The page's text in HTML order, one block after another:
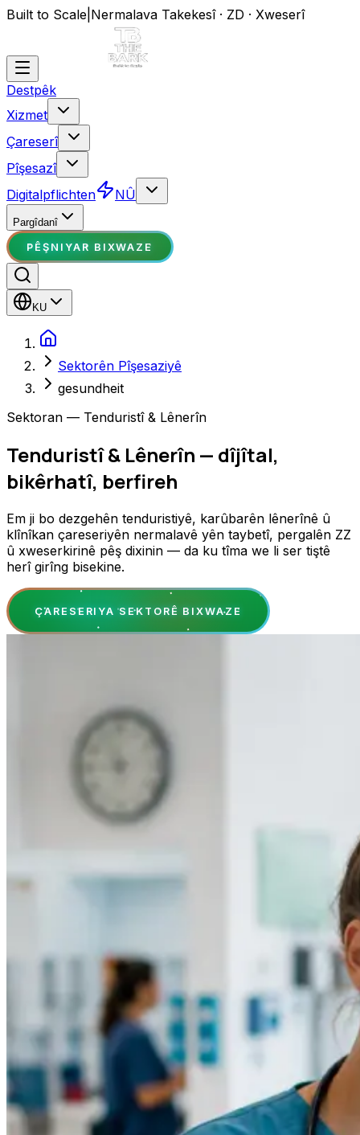
Built to Scale Nermalava Takekesî · ZD · Xweserî
Destpêk
Xizmet
Çareserî
Pîşesazî
Digitalpflichten
NÛ
Pargîdanî
PÊŞNIYAR BIXWAZE
KU
Sektorên Pîşesaziyê
gesundheit
Sektoran — Tenduristî & Lênerîn
Tenduristî & Lênerîn — dîjîtal,
bikêrhatî, berfireh
Em ji bo dezgehên tenduristiyê, karûbarên lênerînê û
klînîkan çareseriyên nermalavê yên taybetî, pergalên ZZ
û xweserkirinê pêş dixinin — da ku tîma we li ser tiştê
herî girîng bisekine.
ÇARESERIYA SEKTORÊ BIXWAZE